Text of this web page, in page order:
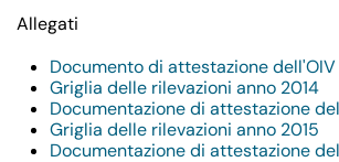
Allegati
Documento di attestazione dell'OIV
Griglia delle rilevazioni anno 2014
Documentazione di attestazione
Griglia delle rilevazioni anno 2015
Documentazione di attestazione